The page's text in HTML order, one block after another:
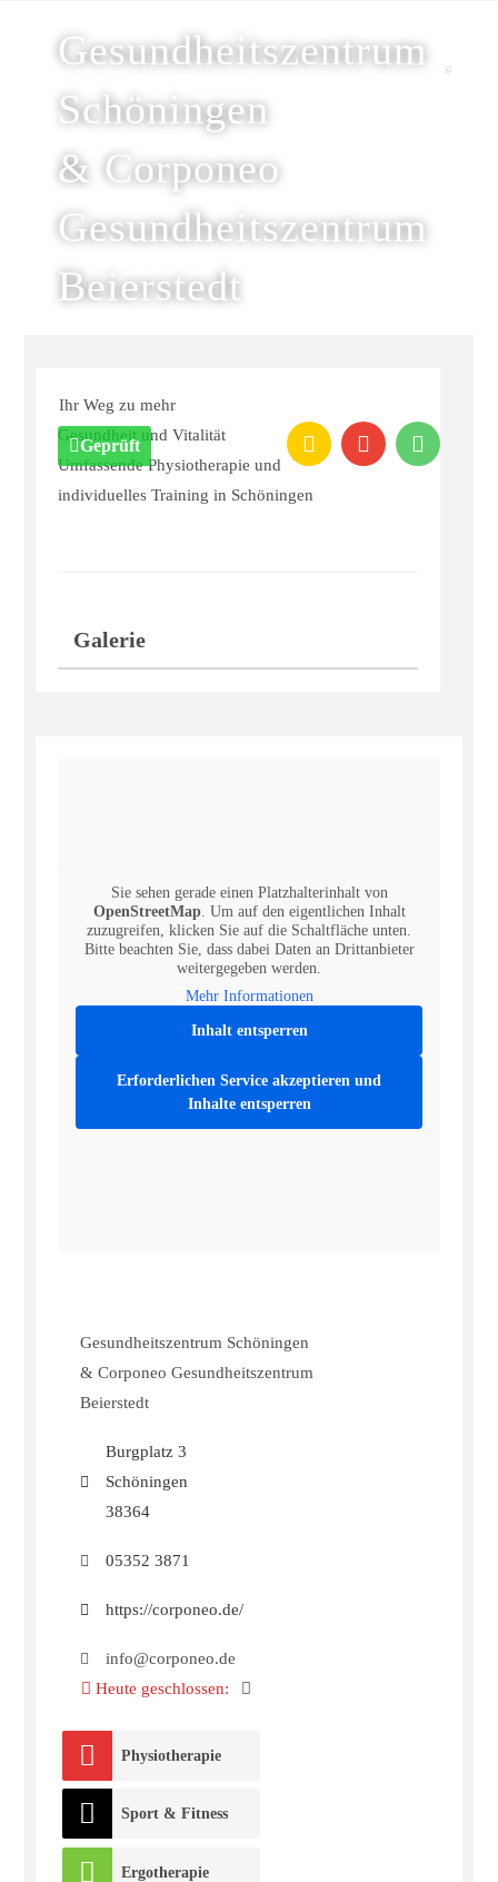
Gesundheitszentrum
Schöningen
& Corponeo
Gesundheitszentrum
Beierstedt
Geprüft
Ihr Weg zu mehr
Gesundheit und Vitalität
Umfassende Physiotherapie und
individuelles Training in Schöningen
Galerie
Sie sehen gerade einen Platzhalterinhalt von
OpenStreetMap. Um auf den eigentlichen Inhalt
zuzugreifen, klicken Sie auf die Schaltfläche unten.
Bitte beachten Sie, dass dabei Daten an Drittanbieter
weitergegeben werden.
Mehr Informationen
Inhalt entsperren
Erforderlichen Service akzeptieren und
Inhalte entsperren
Gesundheitszentrum Schöningen
& Corponeo Gesundheitszentrum
Beierstedt
Burgplatz 3
Schöningen
38364
05352 3871
https://corponeo.de/
info@corponeo.de
Heute geschlossen:
Physiotherapie
Sport & Fitness
Ergotherapie